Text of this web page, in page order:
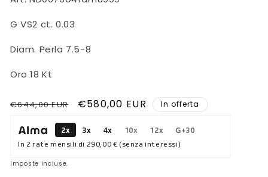
G VS2 ct. 0.03
Diam. Perla 7.5-8
Oro 18 Kt
Prezzo
listino
€644,00 EUR
Prezzo
€580,00 EUR In offerta
2x 3x 4x 10x 12x
G+30
In 2 rate mensili di 290,00 € (senza interessi)
Imposte incluse.